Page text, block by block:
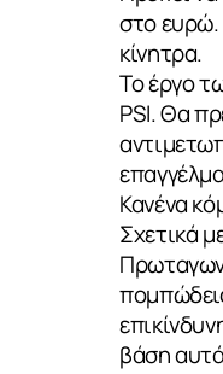
στο ευρώ.
κίνητρα.
Το έργο
PSI. Θα
Κανένα
Σχετικά
βάση